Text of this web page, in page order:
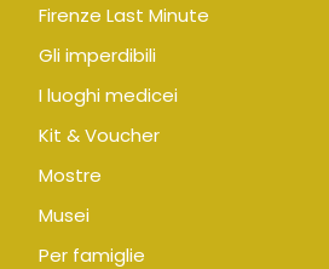
Firenze Last Minute
Gli imperdibili
I luoghi medicei
Kit & Voucher
Mostre
Musei
Per famiglie